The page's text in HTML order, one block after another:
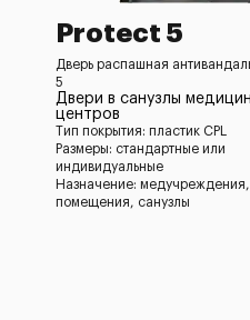
Protect 5
Дверь распашная
5
Двери в санузлы
центров
Тип покрытия: пластик CPL
Размеры: стандартные или
индивидуальные
Назначение:
помещения, санузлы